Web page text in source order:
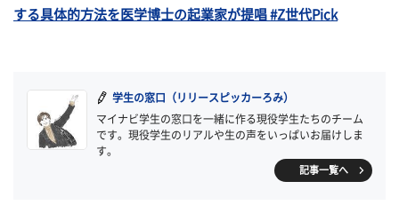
する具体的方法を医学博士の起業家が提唱 #Z世代Pick
学生の窓口（リリースピッカーろみ）
マイナビ学生の窓口を一緒に作る現役学生たちのチーム
です。現役学生のリアルや生の声をいっぱいお届けしま
す。
記事一覧へ